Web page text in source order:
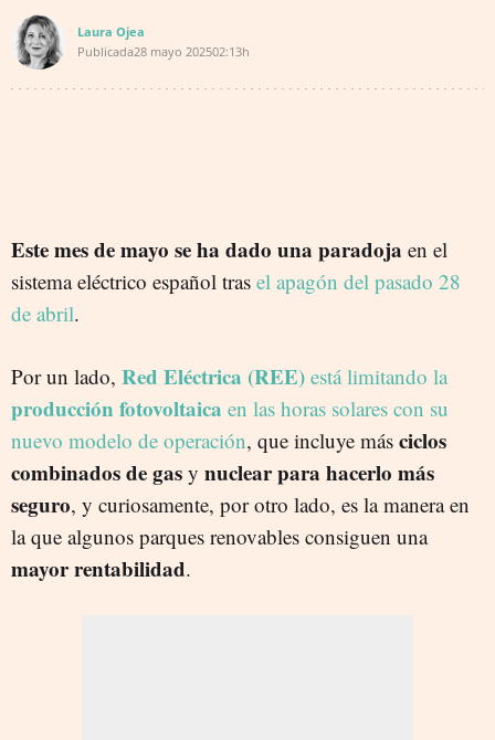
Laura Ojea
Publicada28 mayo 202502:13h
Este mes de mayo se ha dado una paradoja en el
sistema eléctrico español tras el apagón del pasado 28
de abril.
Por un lado, Red Eléctrica (REE) está limitando la
producción fotovoltaica en las horas solares con su
nuevo modelo de operación, que incluye más ciclos
combinados de gas y nuclear para hacerlo más
seguro, y curiosamente, por otro lado, es la manera en
la que algunos parques renovables consiguen una
mayor rentabilidad.